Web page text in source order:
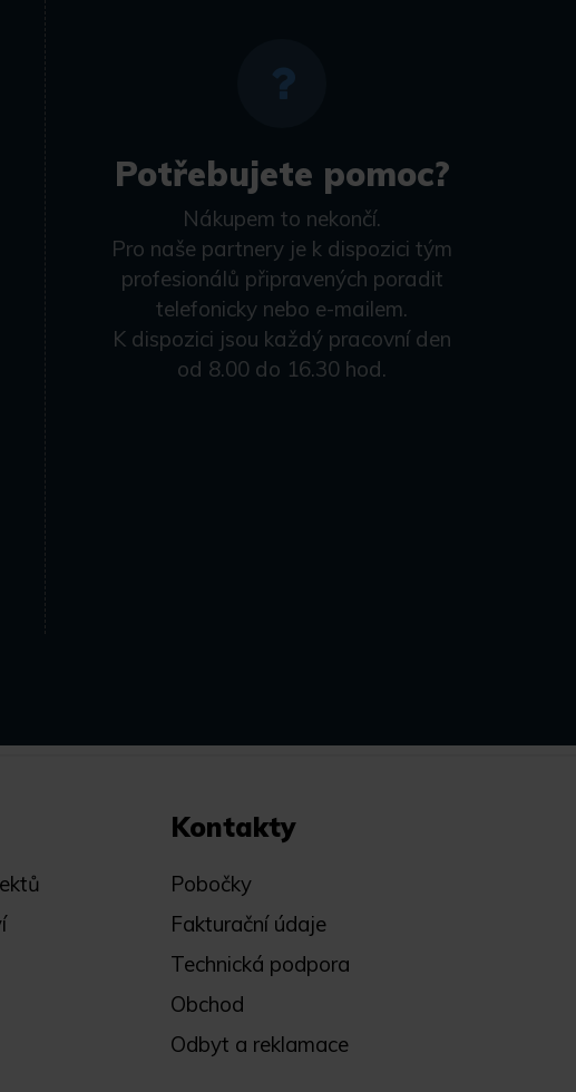
Potřebujete pomoc?
Nákupem to nekončí.
Pro naše partnery je k dispozici tým
profesionálů připravených poradit
telefonicky nebo e-mailem.
K dispozici jsou každý pracovní den
od 8.00 do 16.30 hod.
Kontakty
Pobočky
Fakturační údaje
Technická podpora
Obchod
Odbyt a reklamace